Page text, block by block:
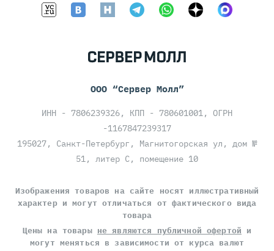
ООО “Сервер Молл”
ИНН - 7806239326, КПП - 780601001, ОГРН
-1167847239317
195027, Санкт-Петербург, Магнитогорская ул, дом №
51, литер С, помещение 10
Изображения товаров на сайте носят иллюстративный
характер и могут отличаться от фактического вида
товара
Цены на товары не являются публичной офертой и
могут меняться в зависимости от курса валют